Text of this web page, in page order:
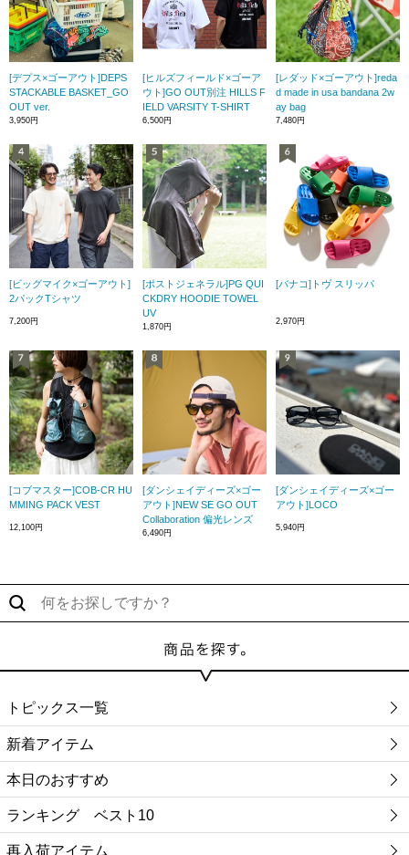
[デプス×ゴーアウト]DEPS
STACKABLE BASKET_GO
OUT ver.
3,950円
[ヒルズフィールド×ゴーア
ウト]GO OUT別注 HILLS F
IELD VARSITY T-SHIRT
6,500円
[レダッド×ゴーアウト]reda
d made in usa bandana 2w
ay bag
7,480円
[ビッグマイク×ゴーアウト]
2パックTシャツ
7,200円
[ポストジェネラル]PG QUI
CKDRY HOODIE TOWEL
UV
1,870円
[バナコ]トヴ スリッパ
2,970円
[コブマスター]COB-CR HU
MMING PACK VEST
12,100円
[ダンシェイディーズ×ゴー
アウト]NEW SE GO OUT
Collaboration 偏光レンズ
6,490円
[ダンシェイディーズ×ゴー
アウト]LOCO
5,940円
トピックス一覧
新着アイテム
本日のおすすめ
ランキング ベスト10
再入荷アイテム